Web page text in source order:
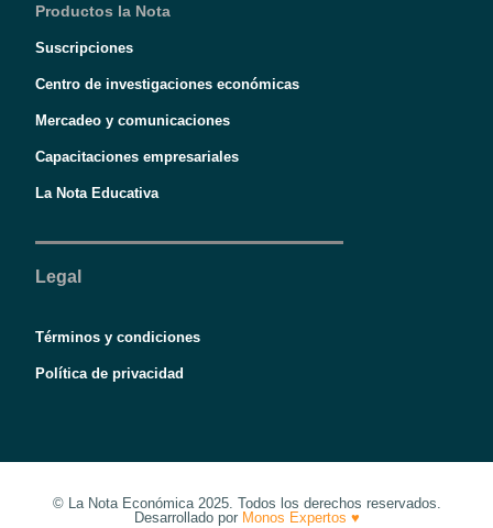
Productos la Nota
Suscripciones
Centro de investigaciones económicas
Mercadeo y comunicaciones
Capacitaciones empresariales
La Nota Educativa
Legal
Términos y condiciones
Política de privacidad
© La Nota Económica 2025. Todos los derechos reservados.
Desarrollado por Monos Expertos ♥